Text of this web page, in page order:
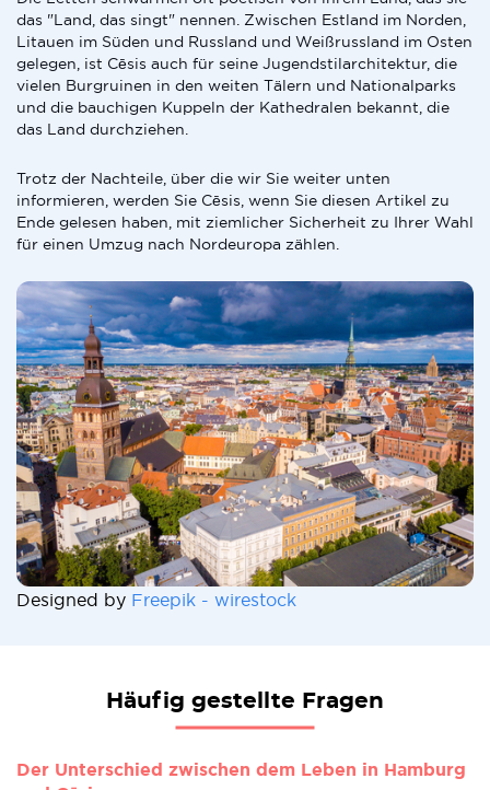
das "Land, das singt" nennen. Zwischen Estland im Norden,
Litauen im Süden und Russland und Weißrussland im Osten
gelegen, ist Cēsis auch für seine Jugendstilarchitektur, die
vielen Burgruinen in den weiten Tälern und Nationalparks
und die bauchigen Kuppeln der Kathedralen bekannt, die
das Land durchziehen.
Trotz der Nachteile, über die wir Sie weiter unten
informieren, werden Sie Cēsis, wenn Sie diesen Artikel zu
Ende gelesen haben, mit ziemlicher Sicherheit zu Ihrer Wahl
für einen Umzug nach Nordeuropa zählen.
Designed by Freepik - wirestock
Häufig gestellte Fragen
Der Unterschied zwischen dem Leben in Hamburg